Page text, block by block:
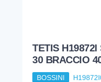
TETIS
30 BRACCIO
BOSSINI